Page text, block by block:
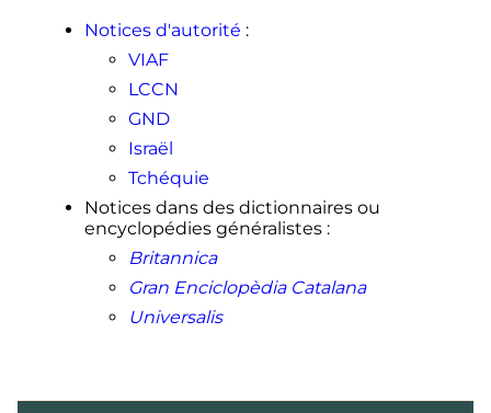
Notices d'autorité :
VIAF
LCCN
GND
Israël
Tchéquie
Notices dans des dictionnaires ou
encyclopédies généralistes:
Britannica
Gran Enciclopèdia Catalana
Universalis